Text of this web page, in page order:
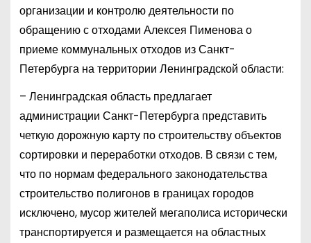
организации и контролю деятельности по
обращению с отходами Алексея Пименова о
приеме коммунальных отходов из Санкт-
Петербурга на территории Ленинградской области:
– Ленинградская область предлагает
администрации Санкт-Петербурга представить
четкую дорожную карту по строительству объектов
сортировки и переработки отходов. В связи с тем,
что по нормам федерального законодательства
строительство полигонов в границах городов
исключено, мусор жителей мегаполиса исторически
транспортируется и размещается на областных